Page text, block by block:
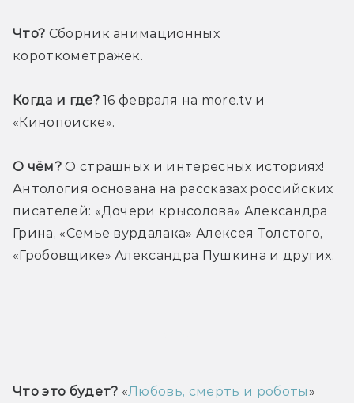
Что? Сборник анимационных
короткометражек.
Когда и где? 16 февраля на more.tv и
«Кинопоиске».
О чём? О страшных и интересных историях!
Антология основана на рассказах российских
писателей: «Дочери крысолова» Александра
Грина, «Семье вурдалака» Алексея Толстого,
«Гробовщике» Александра Пушкина и других.
Что это будет? «Любовь, смерть и роботы »